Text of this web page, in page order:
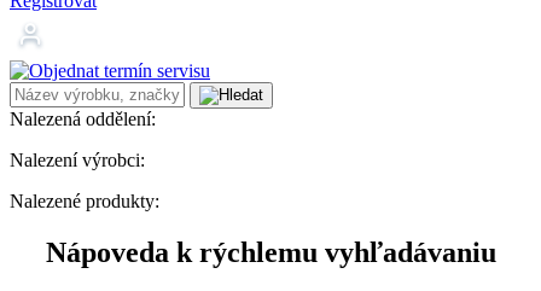
Nalezená oddělení:
Nalezení výrobci:
Nalezené produkty:
Nápoveda k rýchlemu vyhľadávaniu